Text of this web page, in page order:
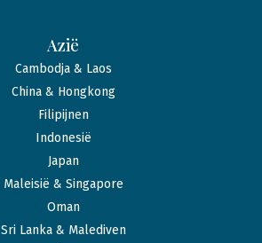
Azië
Cambodja & Laos
China & Hongkong
Filipijnen
Indonesië
Japan
Maleisië & Singapore
Oman
Sri Lanka & Malediven